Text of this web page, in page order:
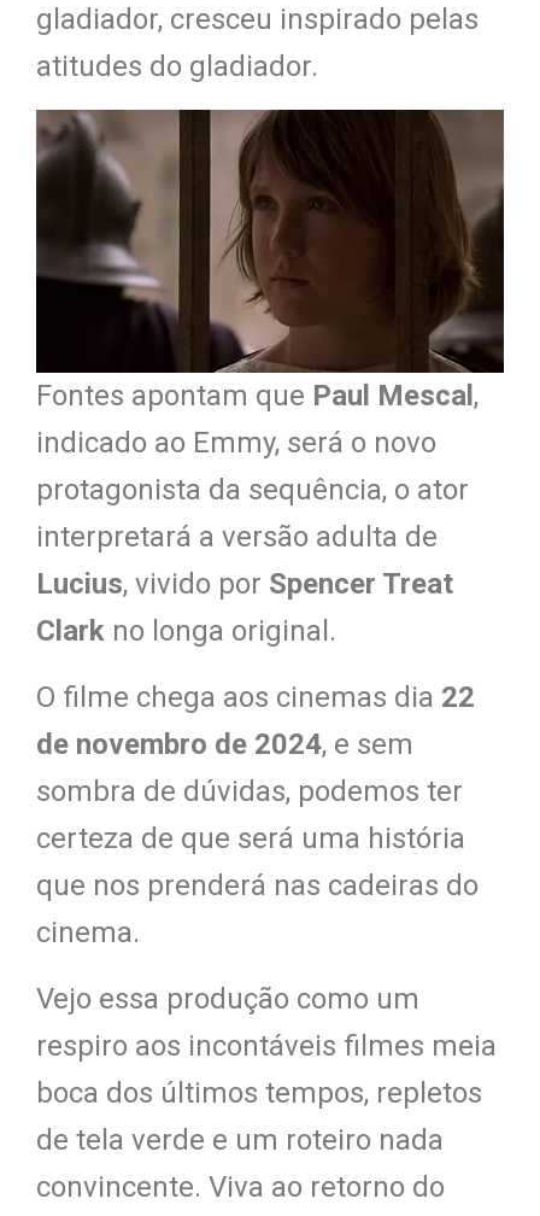
gladiador, cresceu inspirado pelas
atitudes do gladiador.
Fontes apontam que Paul Mescal ,
indicado ao Emmy, será o novo
protagonista da sequência, o ator
interpretará a versão adulta de
Lucius, vivido por Spencer Treat
Clark no longa original.
O filme chega aos cinemas dia 22
de novembro de 2024, e sem
sombra de dúvidas, podemos ter
certeza de que será uma história
que nos prenderá nas cadeiras do
cinema.
Vejo essa produção como um
respiro aos incontáveis filmes meia
boca dos últimos tempos, repletos
de tela verde e um roteiro nada
convincente. Viva ao retorno do